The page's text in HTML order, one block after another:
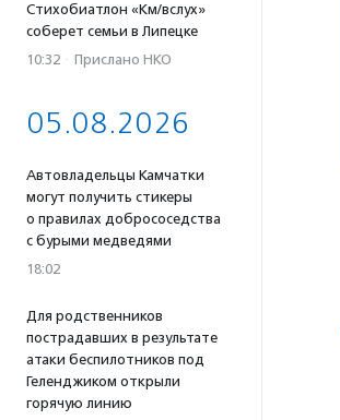
Стихобиатлон «Км/вслух»
соберет семьи в Липецке
10:32 · Прислано НКО
05.08.2026
Автовладельцы Камчатки
могут получить стикеры
о правилах добрососедства
с бурыми медведями
18:02
Для родственников
пострадавших в результате
атаки беспилотников под
Геленджиком открыли
горячую линию